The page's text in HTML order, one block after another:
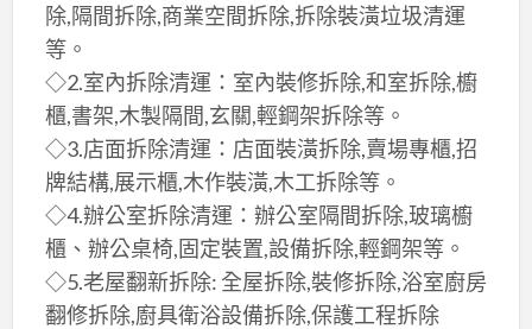
除,隔間拆除,商業空間拆除,拆除裝潢垃圾清運
等。
◇2.室內拆除清運：室內裝修拆除,和室拆除,櫥
櫃,書架,木製隔間,玄關,輕鋼架拆除等。
◇3.店面拆除清運：店面裝潢拆除,賣場專櫃,招
牌結構,展示櫃,木作裝潢,木工拆除等。
◇4.辦公室拆除清運：辦公室隔間拆除,玻璃櫥
櫃、辦公桌椅,固定裝置,設備拆除,輕鋼架等。
◇5.老屋翻新拆除: 全屋拆除,裝修拆除,浴室廚房
翻修拆除,廚具衛浴設備拆除,保護工程拆除